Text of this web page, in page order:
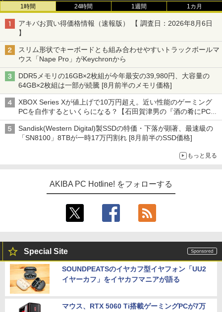
1時間 24時間 1週間 1カ月
アキバお買い得価格情報（速報版） 【 調査日：2026年8月6日
】
スリム形状でキーボードとも組み合わせやすいトラックボールマ
ウス「Nape Pro」がKeychronから
DDR5メモリの16GB×2枚組が今年最安の39,980円、大容量の
64GB×2枚組は一部が続騰 [8月前半のメモリ価格]
XBOX Series Xが値上げで10万円超え。近い性能のゲーミング
PCを自作するといくらになる？【石田賀津男の『酒の肴にPCゲ
ーム』】
Sandisk(Western Digital)製SSDの特価・下落が顕著、最速級の
「SN8100」8TBが一時17万円割れ [8月前半のSSD価格]
もっと見る
AKIBA PC Hotline! をフォローする
Special Site
SOUNDPEATSのイヤカフ型イヤフォン「UU2
イヤーカフ」をイヤカフマニアが語る
マウス、RTX 5060 Ti搭載ゲーミングPCが7万